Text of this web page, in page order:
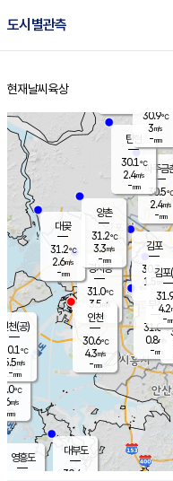
도시별관측
홈
현재날씨 육상
의도
℃
m/s
mm
영흥도
대부도
30.4
경서동
31.0℃
3.5 m/s
-mm
파주금
30.5℃
2.4m/s
-mm
대곶
31.2℃
2.6m/s
-mm
탄현
30.1℃
2.4m/s
-mm
김포
30.3℃
1.5 m/s
mm
부천
31.0℃
0.8m/s
-mm
양촌
31.2℃
3.3m/s
-mm
인천(공)
30.1℃
5.5m/s
-mm
김포
31.9
4.2
-
인천
30.6℃
4.3m/s
-mm
30.9℃
3m/s
-mm